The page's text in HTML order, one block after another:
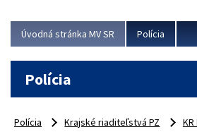
Úvodná stránka MV SR Polícia
Polícia
Polícia Krajské riaditeľstvá PZ